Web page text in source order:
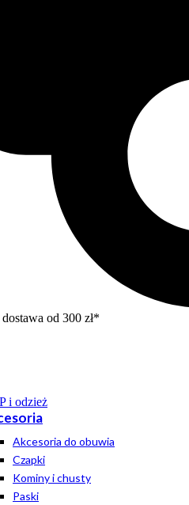
od 300 zł*
i odzież
Akcesoria do obuwia
Czapki
Kominy i chusty
Paski